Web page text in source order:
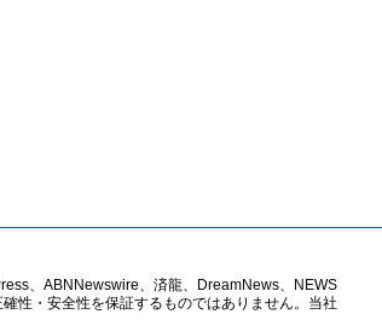
、ABNNewswire、済龍、DreamNews、NEWS
性・安全性を保証するものではありません。当社